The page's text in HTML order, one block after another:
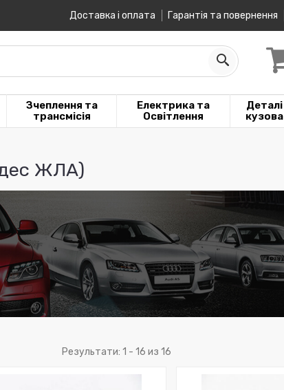
Доставка і оплата Гарантія та повернення
Зчеплення та
трансмісія
Електрика та
Освітлення
Деталі
кузова
ЖЛА)
Результати: 1 - 16 из 16